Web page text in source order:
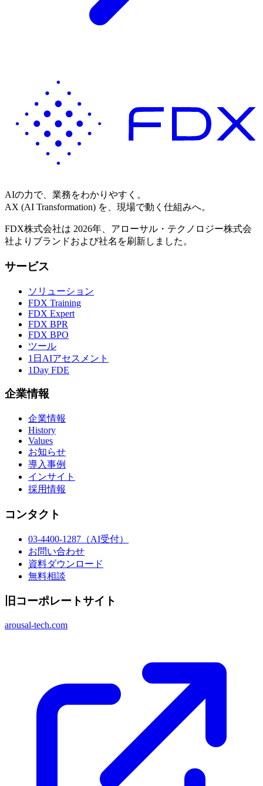
AIの力で、業務をわかりやすく。
AX (AI Transformation) を、現場で動く仕組みへ。
FDX株式会社は 2026年、アローサル・テクノロジー株式会
社よりブランドおよび社名を刷新しました。
サービス
ソリューション
FDX Training
FDX Expert
FDX BPR
FDX BPO
ツール
1日AIアセスメント
1Day FDE
企業情報
企業情報
History
Values
お知らせ
導入事例
インサイト
採用情報
コンタクト
03-4400-1287 （AI受付）
お問い合わせ
資料ダウンロード
無料相談
旧コーポレートサイト
arousal-tech.com